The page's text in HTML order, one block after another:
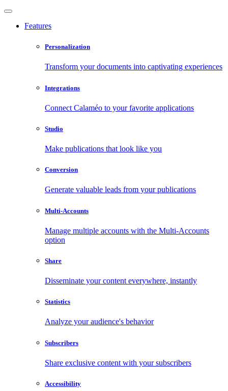
Features
Personalization
Transform your documents into captivating experiences
Integrations
Connect Calaméo to your favorite applications
Studio
Make publications that look like you
Conversion
Generate valuable leads from your publications
Multi-Accounts
Manage multiple accounts with the Multi-Accounts
option
Share
Disseminate your content everywhere, instantly
Statistics
Analyze your audience's behavior
Subscribers
Share exclusive content with your subscribers
Accessibility